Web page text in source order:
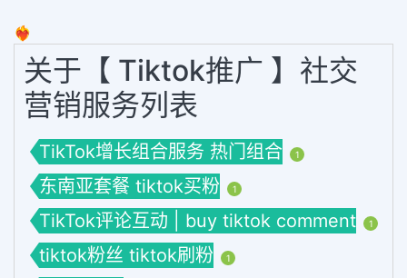
❤️‍🔥
关于【 Tiktok推广 】社交
营销服务列表
TikTok增长组合服务 热门组合 1
东南亚套餐 tiktok买粉 1
TikTok评论互动 | buy tiktok comment 1
tiktok粉丝 tiktok刷粉 1